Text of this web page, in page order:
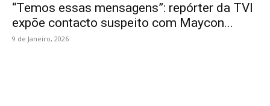
“Temos essas mensagens”: repórter da TVI
expõe contacto suspeito com Maycon...
9 de Janeiro, 2026